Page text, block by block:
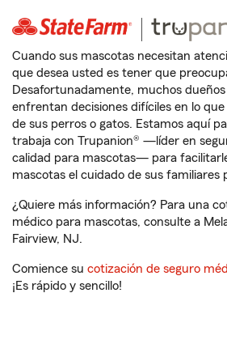
Cuando sus mascotas necesitan
que desea usted es tener que
Desafortunadamente, muchos
enfrentan decisiones difíciles en lo
de sus perros o gatos. Estamos aquí
trabaja con Trupanion® —líder en
calidad para mascotas— para
mascotas el cuidado de sus familiares
¿Quiere más información? Para una
médico para mascotas, consulte a
Fairview, NJ.
Comience su cotización de seguro
¡Es rápido y sencillo!